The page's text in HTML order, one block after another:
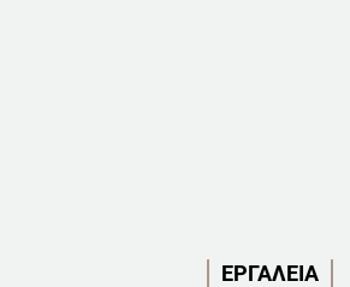
ΕΡΓΑΛΕΙΑ